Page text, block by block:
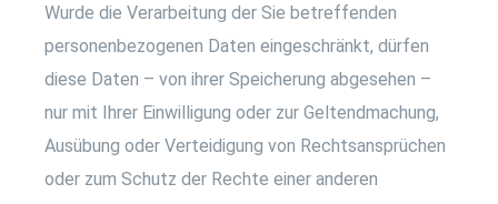
Wurde die Verarbeitung der Sie betreffenden
personenbezogenen Daten eingeschränkt, dürfen
diese Daten – von ihrer Speicherung abgesehen –
nur mit Ihrer Einwilligung oder zur Geltendmachung,
Ausübung oder Verteidigung von Rechtsansprüchen
oder zum Schutz der Rechte einer anderen